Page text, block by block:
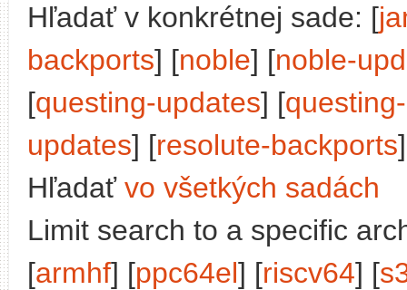
Hľadať v konkrétnej sade: [
backports] [noble] [noble-
[questing-updates] [
updates] [resolute-backports
Hľadať vo všetkých sadách
Limit search to a specific
[armhf] [ppc64el] [riscv64] [